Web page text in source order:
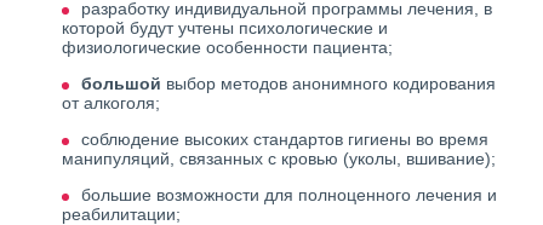
разработку индивидуальной программы лечения, в
которой будут учтены психологические и
физиологические особенности пациента;
большой выбор методов анонимного кодирования
от алкоголя;
соблюдение высоких стандартов гигиены во время
манипуляций, связанных с кровью (уколы, вшивание);
большие возможности для полноценного лечения и
реабилитации;